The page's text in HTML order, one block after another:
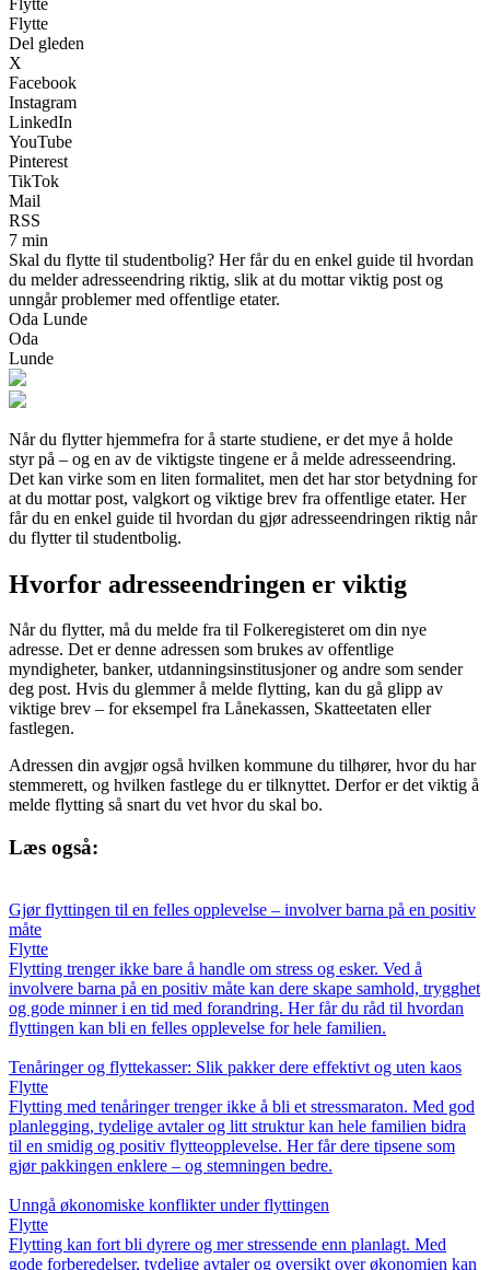
Flytte
Del gleden
X
Facebook
Instagram
LinkedIn
YouTube
Pinterest
TikTok
Mail
RSS
7 min
Skal du flytte til studentbolig? Her får du en enkel guide til hvordan
du melder adresseendring riktig, slik at du mottar viktig post og
unngår problemer med offentlige etater.
Oda Lunde
Oda
Lunde
Når du flytter hjemmefra for å starte studiene, er det mye å holde
styr på – og en av de viktigste tingene er å melde adresseendring.
Det kan virke som en liten formalitet, men det har stor betydning for
at du mottar post, valgkort og viktige brev fra offentlige etater. Her
får du en enkel guide til hvordan du gjør adresseendringen riktig når
du flytter til studentbolig.
Hvorfor adresseendringen er viktig
Når du flytter, må du melde fra til Folkeregisteret om din nye
adresse. Det er denne adressen som brukes av offentlige
myndigheter, banker, utdanningsinstitusjoner og andre som sender
deg post. Hvis du glemmer å melde flytting, kan du gå glipp av
viktige brev – for eksempel fra Lånekassen, Skatteetaten eller
fastlegen.
Adressen din avgjør også hvilken kommune du tilhører, hvor du har
stemmerett, og hvilken fastlege du er tilknyttet. Derfor er det viktig å
melde flytting så snart du vet hvor du skal bo.
Læs også:
Gjør flyttingen til en felles opplevelse – involver barna på en positiv
måte
Flytte
Flytting trenger ikke bare å handle om stress og esker. Ved å
involvere barna på en positiv måte kan dere skape samhold, trygghet
og gode minner i en tid med forandring. Her får du råd til hvordan
flyttingen kan bli en felles opplevelse for hele familien.
Tenåringer og flyttekasser: Slik pakker dere effektivt og uten kaos
Flytte
Flytting med tenåringer trenger ikke å bli et stressmaraton. Med god
planlegging, tydelige avtaler og litt struktur kan hele familien bidra
til en smidig og positiv flytteopplevelse. Her får dere tipsene som
gjør pakkingen enklere – og stemningen bedre.
Unngå økonomiske konflikter under flyttingen
Flytte
Flytting kan fort bli dyrere og mer stressende enn planlagt. Med
gode forberedelser, tydelige avtaler og oversikt over økonomien kan